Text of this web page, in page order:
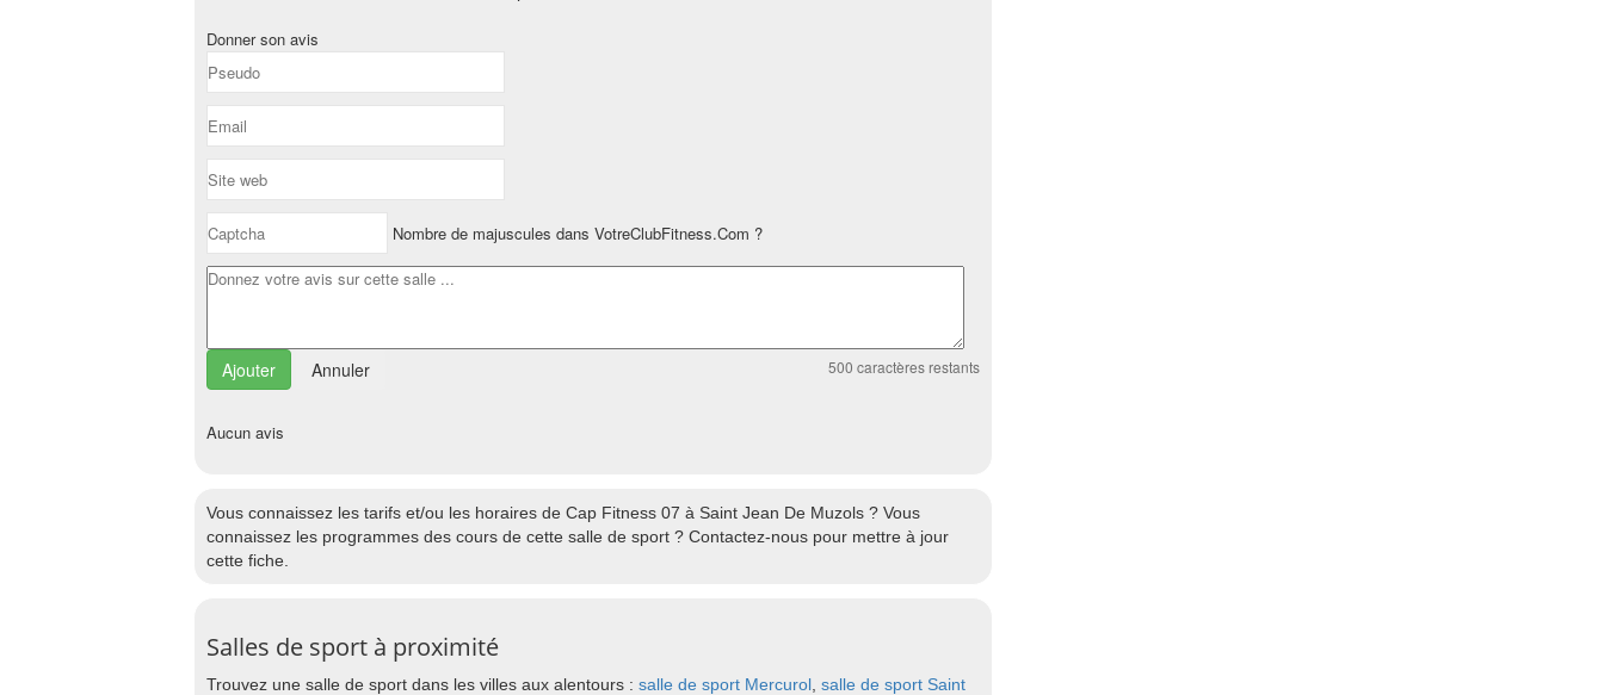
Donner son avis
Nombre de majuscules dans VotreClubFitness.Com ?
Annuler 500 caractères restants
Aucun avis
Vous connaissez les tarifs et/ou les horaires de Cap Fitness 07 à Saint Jean De Muzols ? Vous
connaissez les programmes des cours de cette salle de sport ? Contactez-nous pour mettre à jour
cette fiche.
Salles de sport à proximité
Trouvez une salle de sport dans les villes aux alentours : salle de sport Mercurol salle de sport Saint